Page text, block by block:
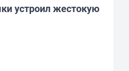
устроил жестокую